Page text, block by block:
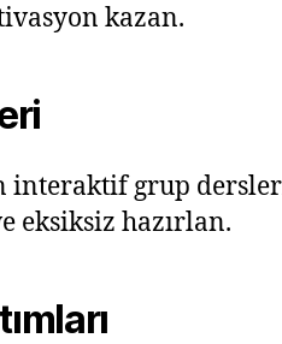
kazan.
interaktif grup
eksiksiz hazırlan.